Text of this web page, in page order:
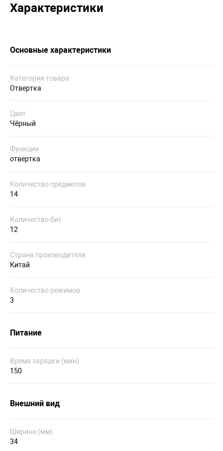
Характеристики
Основные характеристики
Категория товара
Отвертка
Цвет
Чёрный
Функции
отвертка
Количество предметов
14
Количество бит
12
Страна производителя
Китай
Количество режимов
3
Питание
Время зарядки (мин)
150
Внешний вид
Ширина (мм)
34